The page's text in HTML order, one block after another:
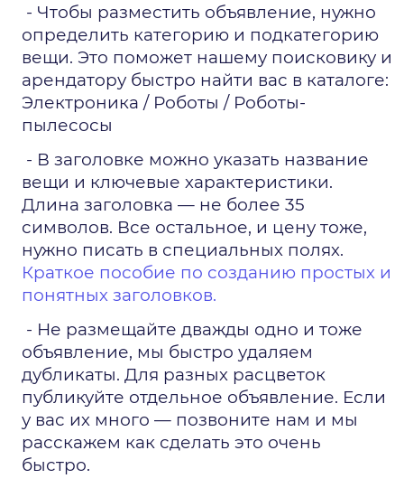
- Чтобы разместить объявление, нужно
определить категорию и подкатегорию
вещи. Это поможет нашему поисковику и
арендатору быстро найти вас в каталоге:
Электроника / Роботы / Роботы-
пылесосы
- В заголовке можно указать название
вещи и ключевые характеристики.
Длина заголовка — не более 35
символов. Все остальное, и цену тоже,
Краткое пособие по созданию простых и
понятных заголовков.
- Не размещайте дважды одно и тоже
объявление, мы быстро удаляем
дубликаты. Для разных расцветок
публикуйте отдельное объявление. Если
у вас их много — позвоните нам и мы
расскажем как сделать это очень
быстро.